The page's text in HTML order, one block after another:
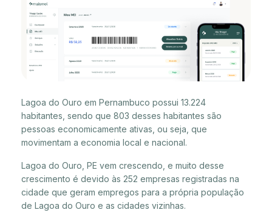
Lagoa do Ouro em Pernambuco possui 13.224
habitantes, sendo que 803 desses habitantes são
pessoas economicamente ativas, ou seja, que
movimentam a economia local e nacional.
Lagoa do Ouro, PE vem crescendo, e muito desse
crescimento é devido às 252 empresas registradas na
cidade que geram empregos para a própria população
de Lagoa do Ouro e as cidades vizinhas.